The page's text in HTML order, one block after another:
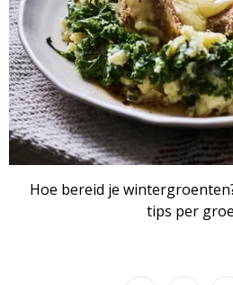
Hoe bereid je
tips per